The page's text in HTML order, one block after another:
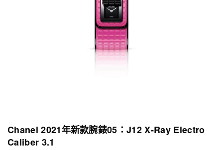
Chanel 2021年新款腕錶05：J12 X-Ray Electro
Caliber 3.1